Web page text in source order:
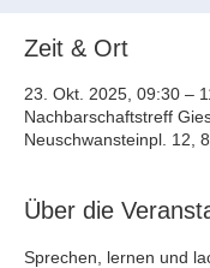
Zeit & Ort
23. Okt. 2025, 09:30 –
Nachbarschaftstreff
Neuschwansteinpl. 12,
Über die
Sprechen, lernen und